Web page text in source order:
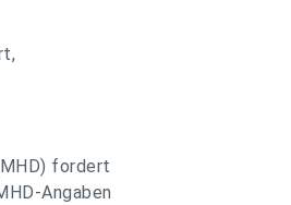
fordert
Angaben